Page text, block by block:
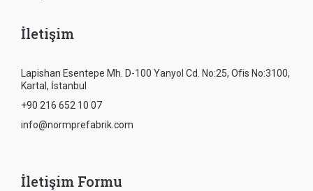
İletişim
Lapishan Esentepe Mh. D-100 Yanyol Cd. No:25, Ofis No:3100,
Kartal, İstanbul
+90 216 652 10 07
info@normprefabrik.com
İletişim Formu